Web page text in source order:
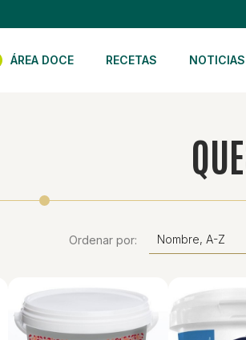
ÁREA DOCE RECETAS NOTICIAS
Ordenar por: Nombre, A-Z